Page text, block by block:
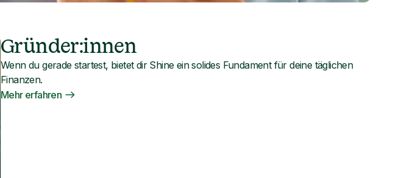
Gründer:innen
Wenn du gerade startest, bietet dir Shine ein solides Fundament für deine täglichen
Finanzen.
Mehr erfahren